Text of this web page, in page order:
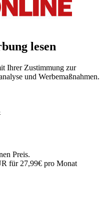
lesen
Ihrer Zustimmung zur
und Werbemaßnahmen.
Preis.
für 27,99€ pro Monat